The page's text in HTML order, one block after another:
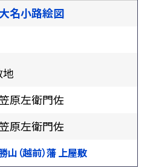
名小路絵図
地
笠原左衛門佐
笠原左衛門佐
山（越前）藩 上屋敷